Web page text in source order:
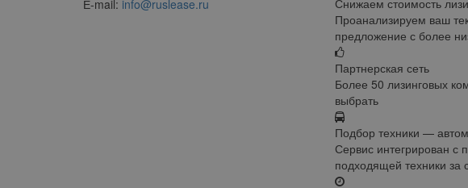
Е-mail: info@ruslease.ru
Снижаем стоимость
Проанализируем ваш
предложение с более
Партнерская сеть
Более 50 лизинговых
выбрать
Подбор техники —
Сервис интегрирован с
подходящей техники за